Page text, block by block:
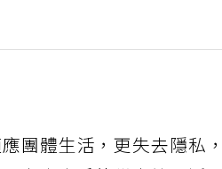
團體生活，更失去隱私，